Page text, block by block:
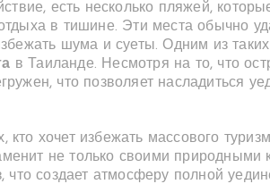
есть несколько пляжей,
в тишине. Эти места обычно
шума и суеты. Одним из
в Таиланде. Несмотря на то, что
что позволяет насладиться
хочет избежать массового
не только своими природными
что создает атмосферу полной